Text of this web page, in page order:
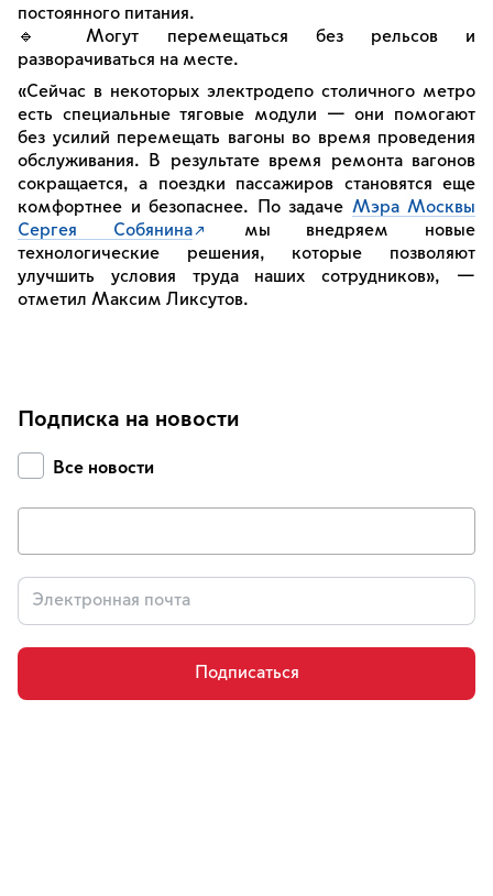
постоянного питания.
🔹 Могут перемещаться без рельсов и
разворачиваться на месте.
«Сейчас в некоторых электродепо столичного метро
есть специальные тяговые модули — они помогают
без усилий перемещать вагоны во время проведения
обслуживания. В результате время ремонта вагонов
сокращается, а поездки пассажиров становятся еще
комфортнее и безопаснее. По задаче Мэра Москвы
Сергея Собянина
мы внедряем новые
технологические решения, которые позволяют
улучшить условия труда наших сотрудников», —
отметил Максим Ликсутов.
Подписка на новости
Все новости
Подписаться